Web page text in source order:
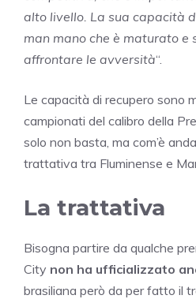
alto livello. La sua capacità
man mano che è maturato e
affrontare le avversità“.
Le capacità di recupero sono
campionati del calibro della
solo non basta, ma com’è
trattativa tra Fluminense e
La trattativa
Bisogna partire da qualche
City non ha ufficializzato
brasiliana però da per fatto il